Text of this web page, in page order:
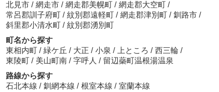
北見市 / 網走市 / 網走郡美幌町 / 網走郡大空町 /
常呂郡訓子府町 / 紋別郡遠軽町 / 網走郡津別町 / 釧路市 /
斜里郡小清水町 / 紋別郡湧別町
町名から探す
東相内町 / 緑ケ丘 / 大正 / 小泉 / 上ところ / 西三輪 /
東陵町 / 美山町南 / 字呼人 / 留辺蘂町温根湯温泉
路線から探す
石北本線 / 釧網本線 / 根室本線 / 室蘭本線